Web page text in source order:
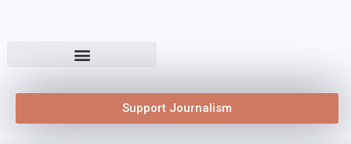
Support Journalism